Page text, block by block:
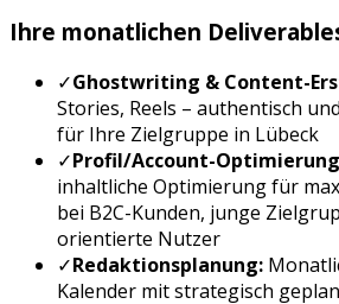
Ihre monatlichen
✓Ghostwriting & Content-
Stories, Reels – authentisch
für Ihre Zielgruppe in Lübeck
✓Profil/Account-
inhaltliche Optimierung für
bei B2C-Kunden, junge
orientierte Nutzer
✓Redaktionsplanung:
Kalender mit strategisch